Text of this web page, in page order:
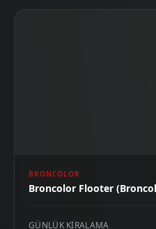
BRONCOLOR
Broncolor Flooter
GÜNLÜK KIRALAMA